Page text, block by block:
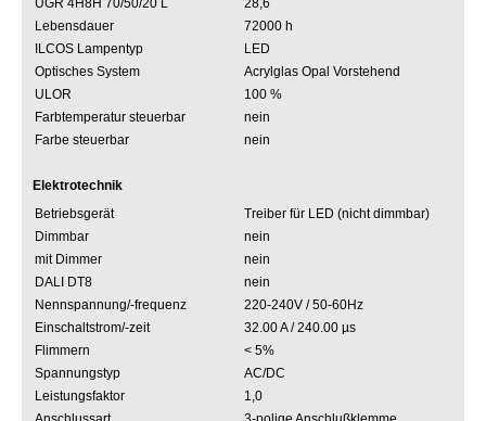
UGR 4H8H 70/50/20 L
28,6
Lebensdauer
72000 h
ILCOS Lampentyp
LED
Optisches System
Acrylglas Opal Vorstehend
ULOR
100 %
Farbtemperatur steuerbar
nein
Farbe steuerbar
nein
Elektrotechnik
Betriebsgerät
Treiber für LED (nicht dimmbar)
Dimmbar
nein
mit Dimmer
nein
DALI DT8
nein
Nennspannung/-frequenz
220-240V / 50-60Hz
Einschaltstrom/-zeit
32.00 A / 240.00 µs
Flimmern
< 5%
Spannungstyp
AC/DC
Leistungsfaktor
1,0